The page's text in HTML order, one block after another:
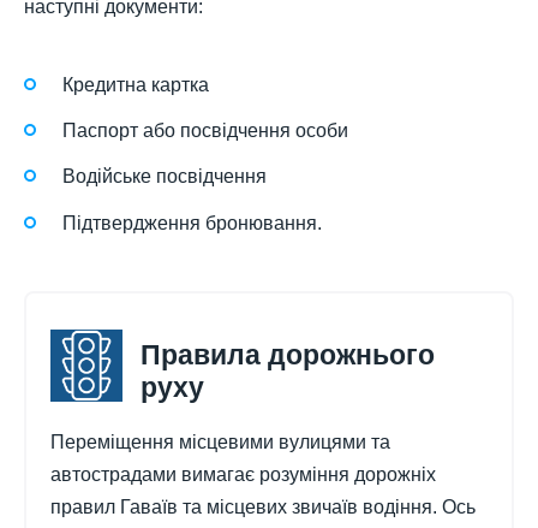
наступні документи:
Кредитна картка
Паспорт або посвідчення особи
Водійське посвідчення
Підтвердження бронювання.
Правила дорожнього
руху
Переміщення місцевими вулицями та
автострадами вимагає розуміння дорожніх
правил Гаваїв та місцевих звичаїв водіння. Ось